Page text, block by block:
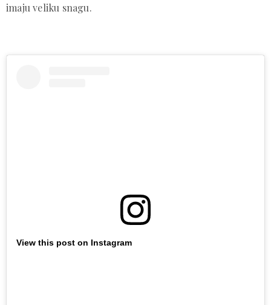
imaju veliku snagu.
View this post on Instagram